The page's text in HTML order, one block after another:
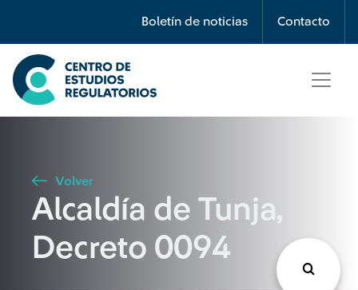
Boletín de noticias Contacto
Búsqueda
Seleccione país
Buscar
Volver
Alcaldía de Tunja,
Decreto 0094